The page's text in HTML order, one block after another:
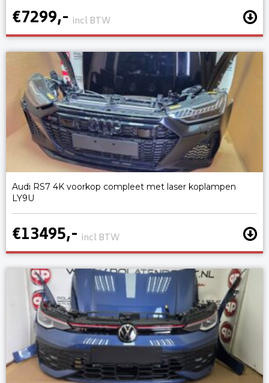
€7299,- incl BTW
Audi RS7 4K voorkop compleet met laser koplampen
LY9U
€13495,- incl BTW